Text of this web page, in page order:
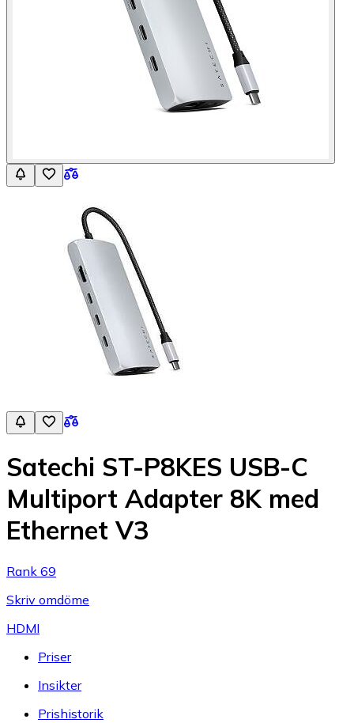
Satechi ST-P8KES USB-C
Multiport Adapter 8K med
Ethernet V3
Rank 69
Skriv omdöme
HDMI
Priser
Insikter
Prishistorik